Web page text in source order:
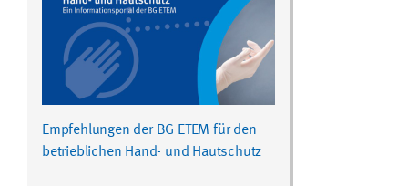
Empfehlungen der BG ETEM für den
betrieblichen Hand- und Hautschutz